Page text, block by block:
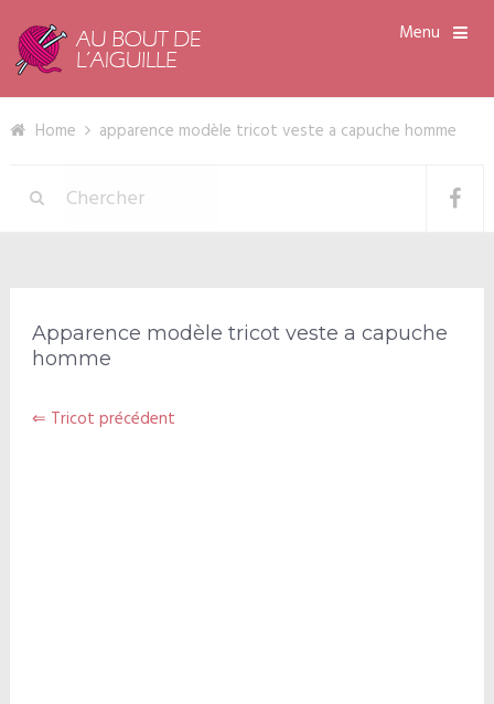
Menu
Home apparence modèle tricot veste a capuche homme
Apparence modèle tricot veste a capuche
homme
⇐ Tricot précédent